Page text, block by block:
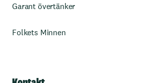
Garant övertänker
Folkets Minnen